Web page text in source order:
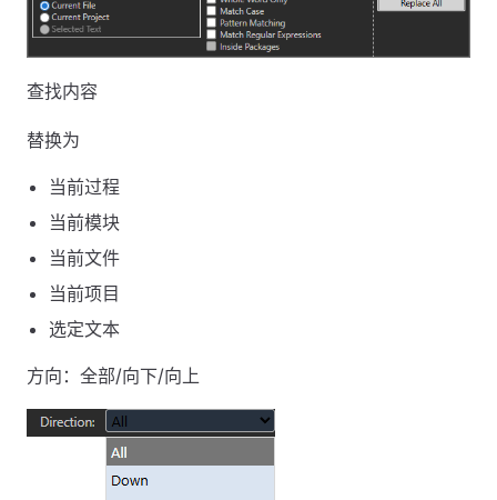
查找内容
替换为
当前过程
当前模块
当前文件
当前项目
选定文本
方向：全部/向下/向上